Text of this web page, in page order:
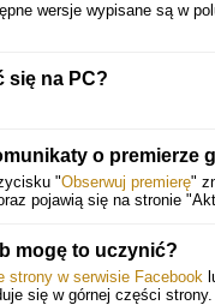
wersje wypisane są w
się na PC?
o premierze
"Obserwuj premierę"
pojawią się na stronie
mogę to uczynić?
strony w serwisie Facebook
się w górnej części strony.